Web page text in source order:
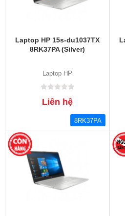
Laptop HP 15s-du1037TX
8RK37PA (Silver)
Laptop HP
Liên hệ
8RK37PA